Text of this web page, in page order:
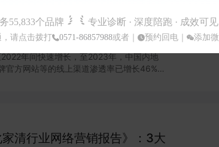
55,833个品牌 专业诊断 · 深度陪跑 · 成效可见
请点击拨打 0571-86857988或者｜ 预约回电｜ 添加
报告》：5种奢侈品行业营销
年间快速增长，至2023年，中国内地
官方网站等的线上渠道渗透率已增长46%。
获取
清行业网络营销报告》：3大